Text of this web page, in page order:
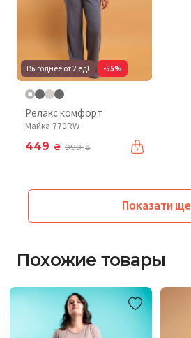
Выгоднее от 2 ед! -55%
Релакс комфорт
Майка 770RW
449 ₴ 999₴
Показати ще
Похожие товары